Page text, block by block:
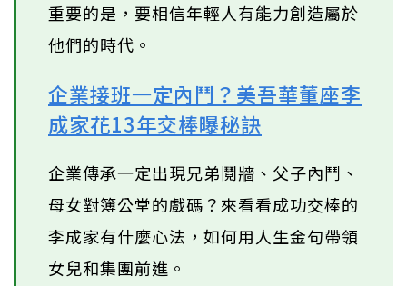
重要的是，要相信年輕人有能力創造屬於
他們的時代。
企業接班一定內鬥？美吾華董座李
成家花13年交棒曝秘訣
企業傳承一定出現兄弟鬩牆、父子內鬥、
母女對簿公堂的戲碼？來看看成功交棒的
李成家有什麼心法，如何用人生金句帶領
女兒和集團前進。